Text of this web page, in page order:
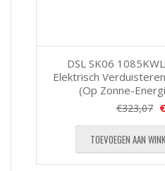
DSL SK06
Elektrisch
(Op Zonne-
€323,07 €
TOEVOEGEN AAN